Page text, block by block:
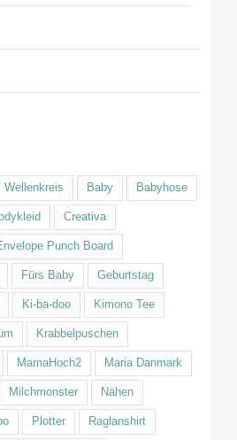
Wellenkreis Baby Babyhose
Creativa
Punch Board
Fürs Baby Geburtstag
Ki-ba-doo Kimono Tee
Krabbelpuschen
MamaHoch2 Maria Danmark
Milchmonster Nähen
Plotter Raglanshirt